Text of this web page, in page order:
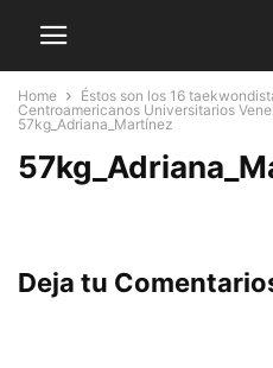
Home
Éstos son los 16
Centroamericanos Universitarios
57kg_Adriana_Martínez
Deja tu